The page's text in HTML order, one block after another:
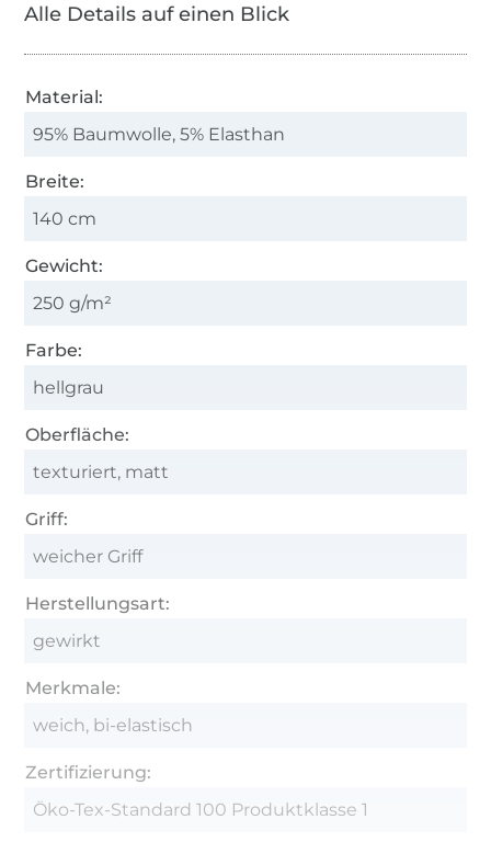
Alle Details auf einen Blick
Material:
95% Baumwolle, 5% Elasthan
Breite:
140 cm
Gewicht:
250 g/m²
Farbe:
hellgrau
Oberfläche:
texturiert, matt
Griff:
weicher Griff
Herstellungsart:
gewirkt
Merkmale:
weich, bi-elastisch
Zertifizierung:
Öko-Tex-Standard 100 Produktklasse 1